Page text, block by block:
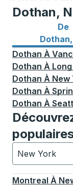
Dothan,
De
Itinéraires de
Dothan À
Dothan À
Dothan À New
Dothan À
Dothan À
New York
Actuellement
Montreal À